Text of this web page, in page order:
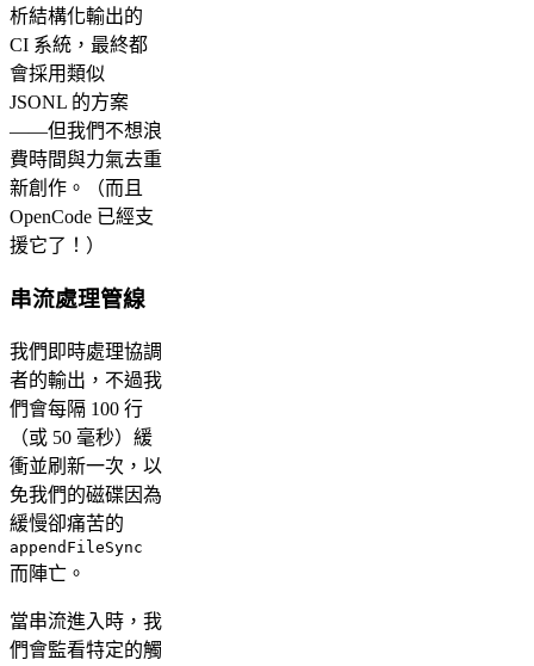
析結構化輸出的
CI 系統，最終都
會採用類似
JSONL 的方案
——但我們不想浪
費時間與力氣去重
新創作。（而且
OpenCode 已經支
援它了！）
串流處理管線
我們即時處理協調
者的輸出，不過我
們會每隔 100 行
（或 50 毫秒）緩
衝並刷新一次，以
免我們的磁碟因為
緩慢卻痛苦的
appendFileSync
而陣亡。
當串流進入時，我
們會監看特定的觸